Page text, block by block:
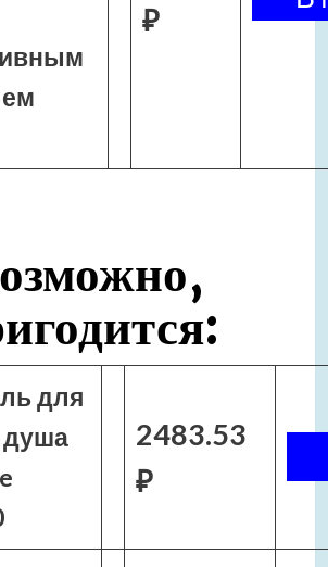
₽
для
душа
2483.53
₽